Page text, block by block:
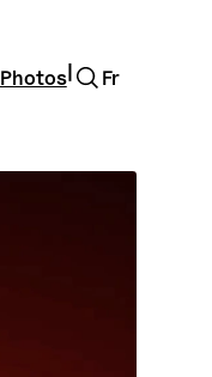
Photos
Rechercher
Fr